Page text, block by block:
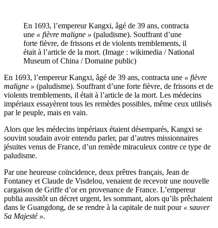
En 1693, l’empereur Kangxi, âgé de 39 ans, contracta
une « fièvre maligne » (paludisme). Souffrant d’une
forte fièvre, de frissons et de violents tremblements, il
était à l’article de la mort. (Image : wikimedia / National
Museum of China / Domaine public)
En 1693, l’empereur Kangxi, âgé de 39 ans, contracta une « fièvre
maligne » (paludisme). Souffrant d’une forte fièvre, de frissons et de
violents tremblements, il était à l’article de la mort. Les médecins
impériaux essayèrent tous les remèdes possibles, même ceux utilisés
par le peuple, mais en vain.
Alors que les médecins impériaux étaient désemparés, Kangxi se
souvint soudain avoir entendu parler, par d’autres missionnaires
jésuites venus de France, d’un remède miraculeux contre ce type de
paludisme.
Par une heureuse coïncidence, deux prêtres français, Jean de
Fontaney et Claude de Visdelou, venaient de recevoir une nouvelle
cargaison de Griffe d’or en provenance de France. L’empereur
publia aussitôt un décret urgent, les sommant, alors qu’ils prêchaient
dans le Guangdong, de se rendre à la capitale de nuit pour« sauver
Sa Majesté ».